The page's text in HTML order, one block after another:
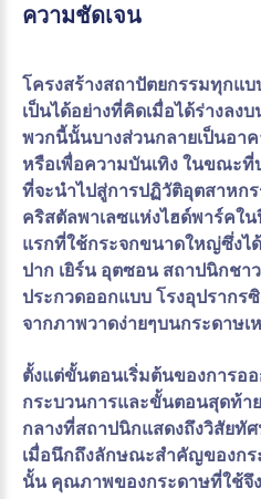
ความชัดเจน
โครงสร้างสถาปัตยกรรมทุกแ
เป็นได้อย่างที่คิดเมื่อได้ร่างลง
พวกนี้นั้นบางส่วนกลายเป็นอา
หรือเพื่อความบันเทิง ในขณะ
ที่จะนำไปสู่การปฏิวัติอุตสาหก
คริสตัลพาเลซแห่งไฮด์พาร์คใน
แรกที่ใช้กระจกขนาดใหญ่ซึ่งไ
ปาก เยิร์น อุตซอน สถาปนิกชา
ประกวดออกแบบ โรงอุปรากร
จากภาพวาดง่ายๆบนกระดาษเ
ตั้งแต่ขั้นตอนเริ่มต้นของการอ
กระบวนการและขั้นตอนสุดท้า
กลางที่สถาปนิกแสดงถึงวิสัยทั
เมื่อนึกถึงลักษณะสำคัญของกร
นั้น คุณภาพของกระดาษที่ใช้จึ